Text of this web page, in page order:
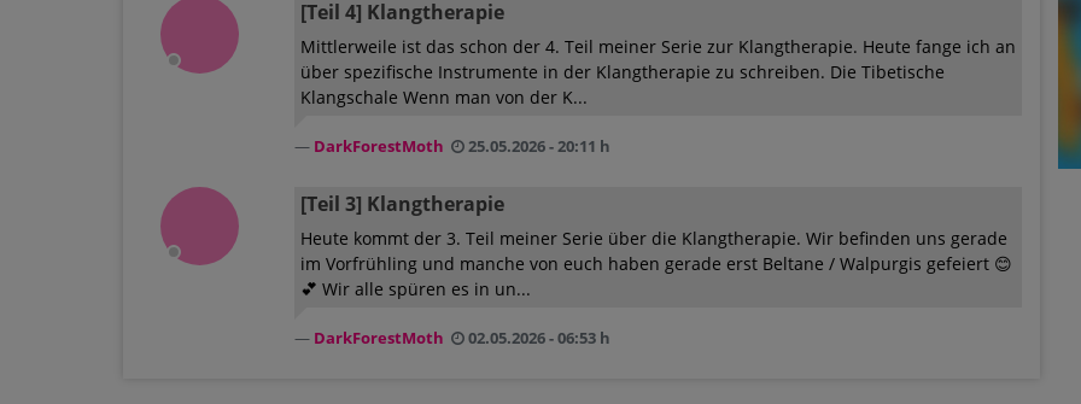
[Teil 4] Klangtherapie
Mittlerweile ist das schon der 4. Teil meiner Serie zur Klangtherapie. Heute fange ich an
über spezifische Instrumente in der Klangtherapie zu schreiben. Die Tibetische
Klangschale Wenn man von der K...
DarkForestMoth 25.05.2026 - 20:11 h
[Teil 3] Klangtherapie
Heute kommt der 3. Teil meiner Serie über die Klangtherapie. Wir befinden uns gerade
im Vorfrühling und manche von euch haben gerade erst Beltane / Walpurgis gefeiert 😊
💕 Wir alle spüren es in un...
DarkForestMoth 02.05.2026 - 06:53 h